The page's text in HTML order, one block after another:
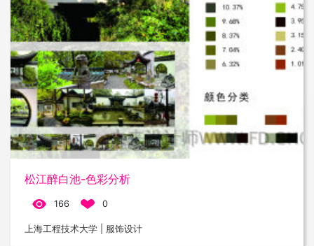
松江醉白池-色彩分析
166 0
上海工程技术大学 | 服饰设计